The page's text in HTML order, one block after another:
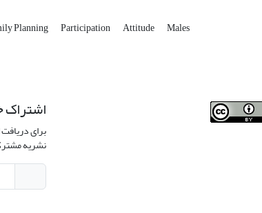
Planning Participation Attitude Males
اشتراک
برای
نشریه